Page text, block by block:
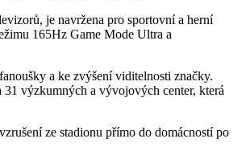
je navržena pro sportovní a herní
165Hz Game Mode Ultra a
a ke zvýšení viditelnosti značky.
výzkumných a vývojových center, která
ze stadionu přímo do domácností po